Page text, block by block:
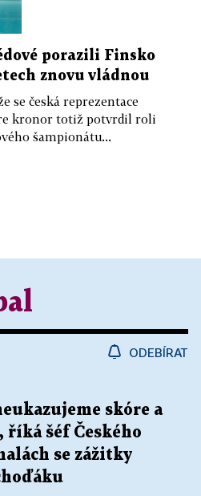
porazili Finsko
znovu vládnou
se česká reprezentace
kronor totiž potvrdil roli
šampionátu...
ODEBÍRAT
skóre a
šéf Českého
se zážitky